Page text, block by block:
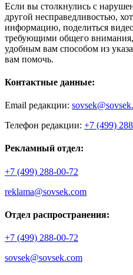
Если вы столкнулись с
другой несправедливостью,
информацию, поделиться
требующими общего
удобным вам способом из
вам помочь.
Контактные данные:
Email редакции:
Телефон редакции: +7 (499)
Рекламный отдел:
+7 (499) 288-00-72
reklama@sovsek.com
Отдел распространения:
+7 (499) 288-00-72
sovsek@sovsek.com